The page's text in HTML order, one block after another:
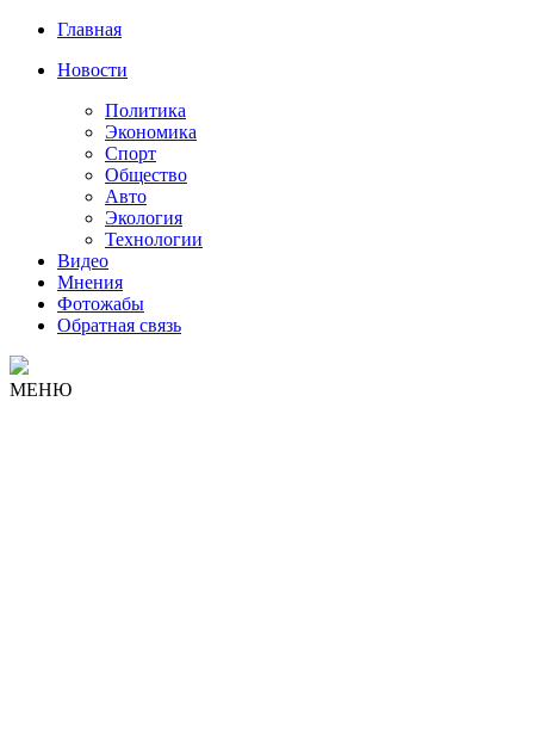
Главная
Новости
Политика
Экономика
Спорт
Общество
Авто
Экология
Технологии
Видео
Мнения
Фотожабы
Обратная связь
МЕНЮ